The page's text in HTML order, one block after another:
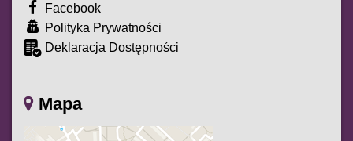
Facebook
Polityka Prywatności
Deklaracja Dostępności
Mapa